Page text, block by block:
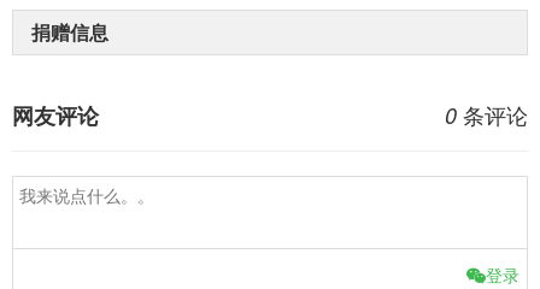
捐赠信息
0 条评论
网友评论
登录